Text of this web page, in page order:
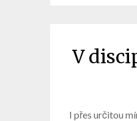
V
I přes určitou